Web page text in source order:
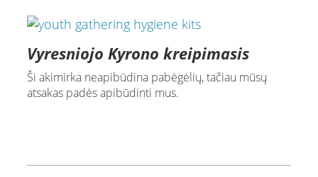
Vyresniojo Kyrono kreipimasis
Ši akimirka neapibūdina pabėgėlių, tačiau mūsų
atsakas padės apibūdinti mus.